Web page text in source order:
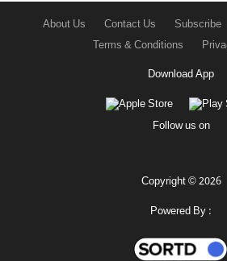
About Us Contact Us Subscribe
Terms & Conditions
Download App
Follow us on
Copyright © 2026
Powered By :